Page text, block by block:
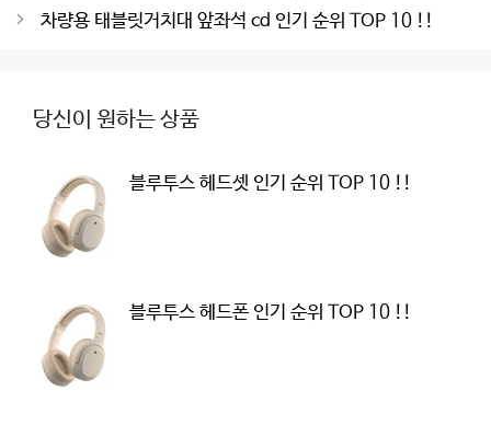
navigation
차량용 태블릿거치대 앞좌석 cd 인기 순위 TOP 10 !!
당신이 원하는 상품
블루투스 헤드셋 인기 순위 TOP 10 !!
블루투스 헤드폰 인기 순위 TOP 10 !!